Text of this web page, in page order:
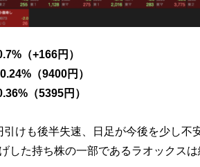
（+166円）
（9400円）
（5395円）
引けも後半失速、日足が今後を少し不
した持ち株の一部であるラオックス